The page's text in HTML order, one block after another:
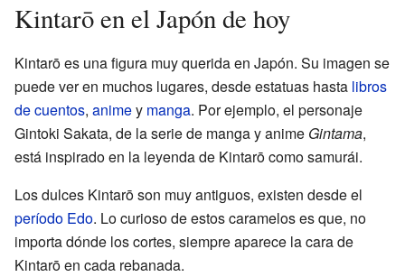
Kintarō en el Japón de hoy
Kintarō es una figura muy querida en Japón. Su imagen se
puede ver en muchos lugares, desde estatuas hasta libros
de cuentos, animey manga. Por ejemplo, el personaje
Gintoki Sakata, de la serie de manga y anime Gintama,
está inspirado en la leyenda de Kintarō como samurái.
Los dulces Kintarō son muy antiguos, existen desde el
período Edo. Lo curioso de estos caramelos es que, no
importa dónde los cortes, siempre aparece la cara de
Kintarō en cada rebanada.